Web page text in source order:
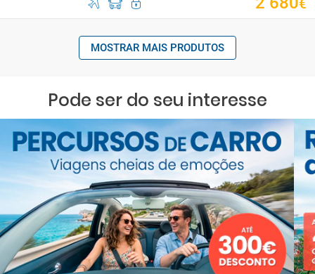
€
MOSTRAR MAIS PRODUTOS
Pode ser do seu interesse